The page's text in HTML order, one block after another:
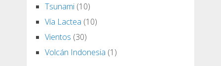
Tsunami(10)
Vía Lactea (10)
Vientos (30)
Volcán Indonesia (1)